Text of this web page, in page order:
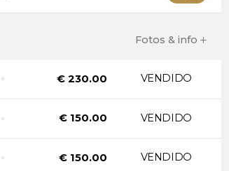
(Mínimo tres
Fotos & info
e informal dentro
cerca de la
SBK, podrás
y bebida de
€ 230.00 VENDIDO
€ 150.00 VENDIDO
€ 150.00 VENDIDO